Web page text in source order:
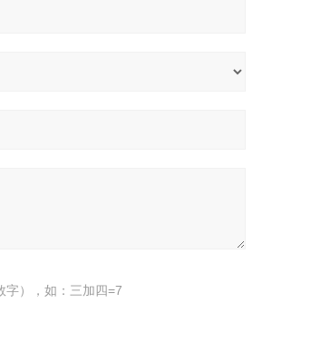
字），如：三加四=7